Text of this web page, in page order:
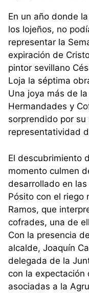
En un año donde
los lojeños, no
representar la
expiración de
pintor sevillano
Loja la séptima
Una joya más de
Hermandades y
sorprendido por
representatividad
El descubrimiento
momento culmen
desarrollado en las
Pósito con el riego
Ramos, que
cofrades, una de
Con la presencia
alcalde, Joaquín
delegada de la
con la expectación
asociadas a la